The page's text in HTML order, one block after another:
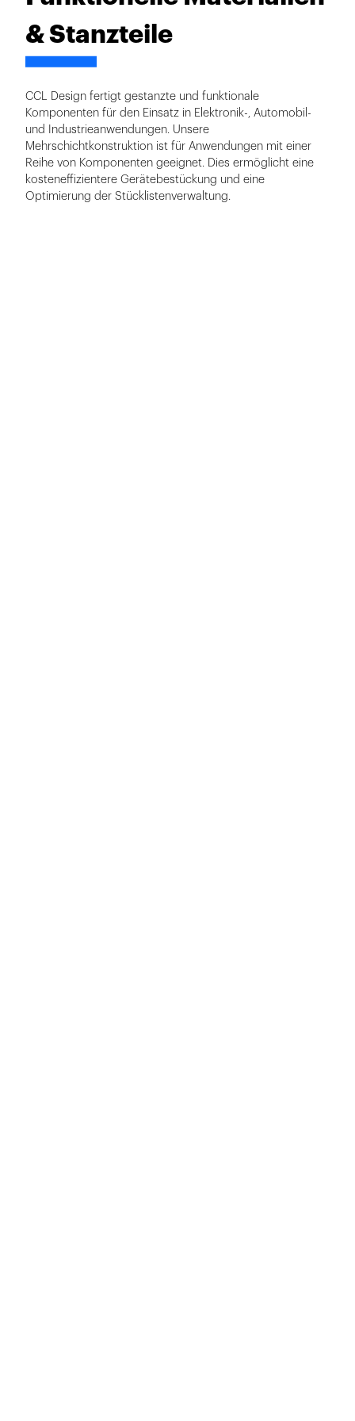
& Stanzteile
CCL Design fertigt gestanzte und funktionale
Komponenten für den Einsatz in Elektronik-, Automobil-
und Industrieanwendungen. Unsere
Mehrschichtkonstruktion ist für Anwendungen mit einer
Reihe von Komponenten geeignet. Dies ermöglicht eine
kosteneffizientere Gerätebestückung und eine
Optimierung der Stücklistenverwaltung.